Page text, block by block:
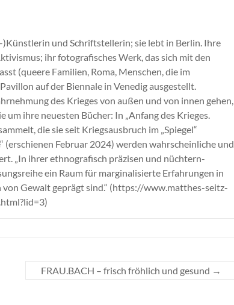
und Schriftstellerin; sie lebt in Berlin. Ihre
ihr fotografisches Werk, das sich mit den
(queere Familien, Roma, Menschen, die im
auf der Biennale in Venedig ausgestellt.
des Krieges von außen und von innen gehen,
ihre neuesten Bücher: In „Anfang des Krieges.
die sie seit Kriegsausbruch im „Spiegel“
(erschienen Februar 2024) werden wahrscheinliche und
„In ihrer ethnografisch präzisen und nüchtern-
ein Raum für marginalisierte Erfahrungen in
Gewalt geprägt sind.“ (https://www.matthes-seitz-
FRAU.BACH – frisch fröhlich und gesund →